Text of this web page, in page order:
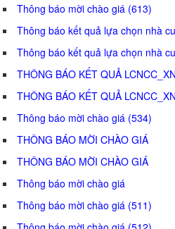
Thông báo mời chào giá (613)
Thông báo kết quả lựa chọn nhà
Thông báo kết quả lựa chọn nhà
THÔNG BÁO KẾT QUẢ
THÔNG BÁO KẾT QUẢ
Thông báo mời chào giá (534)
THÔNG BÁO MỜI CHÀO GIÁ
THÔNG BÁO MỜI CHÀO GIÁ
Thông báo mời chào giá
Thông báo mời chào giá (511)